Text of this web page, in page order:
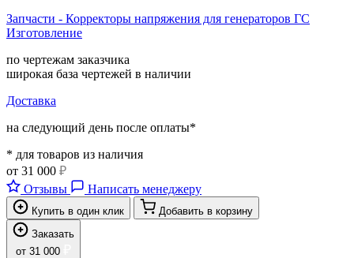
Запчасти - Корректоры напряжения для генераторов ГС
Изготовление
по чертежам заказчика
широкая база чертежей в наличии
Доставка
на следующий день после оплаты*
* для товаров из наличия
от 31 000 ₽
Отзывы
Написать менеджеру
Купить в один клик
Добавить в корзину
Заказать
от 31 000